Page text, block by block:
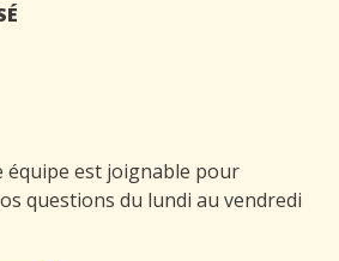
équipe est joignable pour
questions du lundi au vendredi